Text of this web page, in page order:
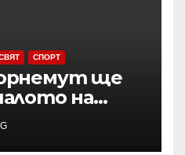
СПОРТ
ще
на
лига
на лявото